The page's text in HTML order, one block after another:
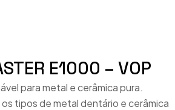
E1000 – VOP
para metal e cerâmica pura.
tipos de metal dentário e cerâmica